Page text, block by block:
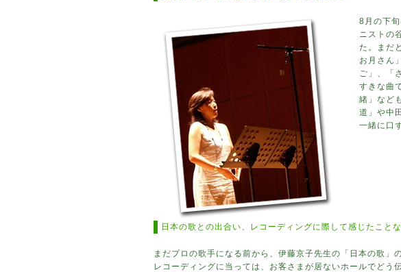
8月の下
ニストの
た。まだ
お月さん
ご」、「
すきな曲
緒」など
道」や中
一緒に口
日本の歌との出合い、レコーディングに際して感じたこと
まだプロの歌手になる前から、伊藤京子先生の「日本の歌」
レコーディングに当っては、お客さまが居ないホールでどう